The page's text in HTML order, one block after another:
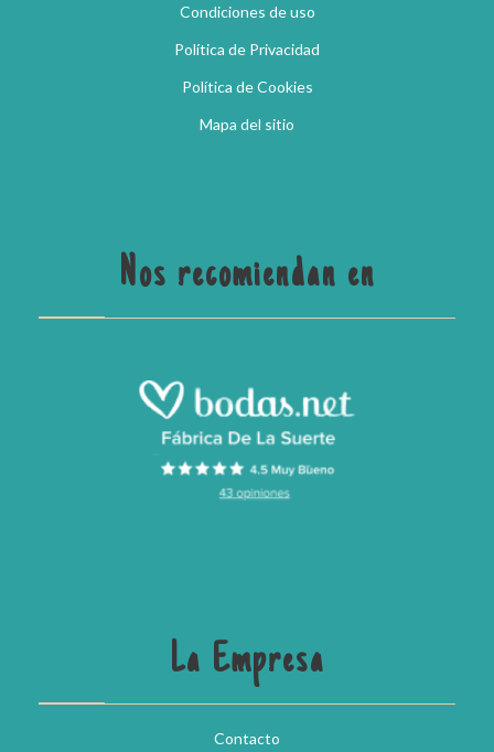
Condiciones de uso
Política de Privacidad
Política de Cookies
Mapa del sitio
Nos recomiendan en
La Empresa
Contacto